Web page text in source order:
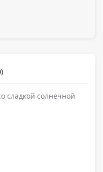
сладкой солнечной